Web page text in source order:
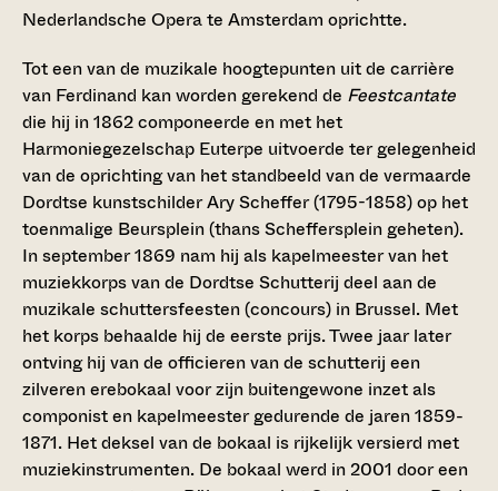
Nederlandsche Opera te Amsterdam oprichtte.
Tot een van de muzikale hoogtepunten uit de carrière
van Ferdinand kan worden gerekend de Feestcantate
die hij in 1862 componeerde en met het
Harmoniegezelschap Euterpe uitvoerde ter gelegenheid
van de oprichting van het standbeeld van de vermaarde
Dordtse kunstschilder Ary Scheffer (1795-1858) op het
toenmalige Beursplein (thans Scheffersplein geheten).
In september 1869 nam hij als kapelmeester van het
muziekkorps van de Dordtse Schutterij deel aan de
muzikale schuttersfeesten (concours) in Brussel. Met
het korps behaalde hij de eerste prijs. Twee jaar later
ontving hij van de officieren van de schutterij een
zilveren erebokaal voor zijn buitengewone inzet als
componist en kapelmeester gedurende de jaren 1859-
1871. Het deksel van de bokaal is rijkelijk versierd met
muziekinstrumenten. De bokaal werd in 2001 door een